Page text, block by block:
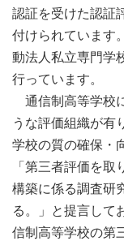
認証を受けた認証
付けられています
動法人私立専門学
行っています。
通信制高等学校
うな評価組織が有
学校の質の確保・
「第三者評価を
構築に係る調査研
る。」と提言して
信制高等学校の第